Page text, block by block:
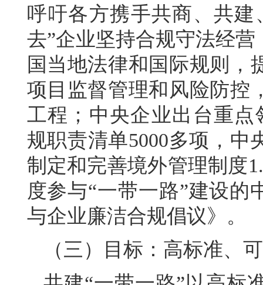
呼吁各方携手共商、共
去”企业坚持合规守法经
国当地法律和国际规则，
项目监督管理和风险防控
工程；中央企业出台重点
规职责清单5000多项，中
制定和完善境外管理制度
度参与“一带一路”建设的
与企业廉洁合规倡议》。
（三）目标：高标准、